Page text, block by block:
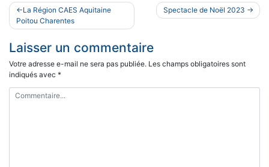
Navigation
de
La Région CAES Aquitaine
Poitou Charentes
Spectacle de Noël 2023
Laisser un commentaire
Votre adresse e-mail ne sera pas publiée. Les champs obligatoires sont
indiqués avec *